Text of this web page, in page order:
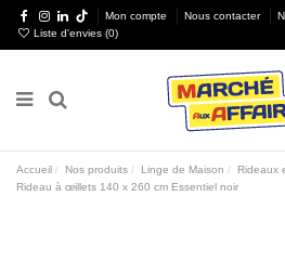
Mon compte Nous contacter
Liste d'envies (0)
Accueil Nos produits Linge de Maison Rideaux
Rideau à œillets 140 x 260 cm Essentiel noir